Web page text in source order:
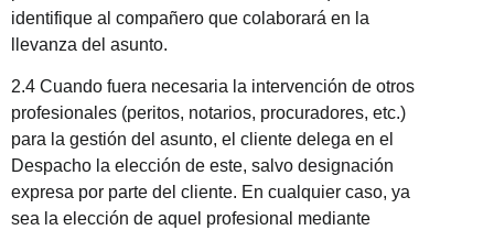
identifique al compañero que colaborará en la
llevanza del asunto.
2.4 Cuando fuera necesaria la intervención de otros
profesionales (peritos, notarios, procuradores, etc.)
para la gestión del asunto, el cliente delega en el
Despacho la elección de este, salvo designación
expresa por parte del cliente. En cualquier caso, ya
sea la elección de aquel profesional mediante